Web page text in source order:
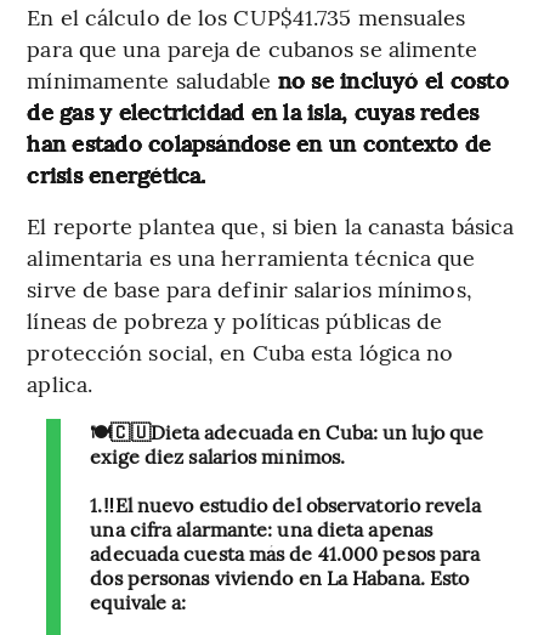
En el cálculo de los CUP$41.735 mensuales
para que una pareja de cubanos se alimente
mínimamente saludable no se incluyó el costo
de gas y electricidad en la isla, cuyas redes
han estado colapsándose en un contexto de
crisis energética.
El reporte plantea que, si bien la canasta básica
alimentaria es una herramienta técnica que
sirve de base para definir salarios mínimos,
líneas de pobreza y políticas públicas de
protección social, en Cuba esta lógica no
aplica.
🍽️🇨🇺Dieta adecuada en Cuba: un lujo que
exige diez salarios mínimos.
1.‼️El nuevo estudio del observatorio revela
una cifra alarmante: una dieta apenas
adecuada cuesta más de 41.000 pesos para
dos personas viviendo en La Habana. Esto
equivale a: